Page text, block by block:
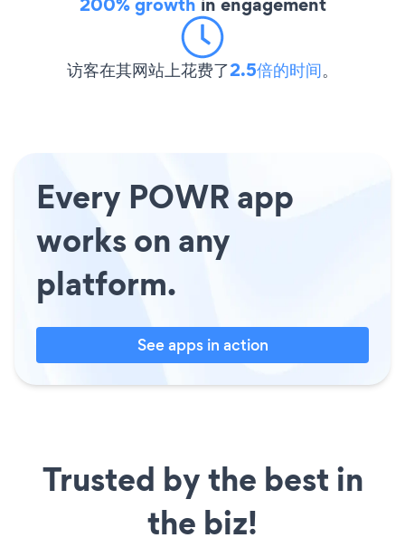
访客在其网站上花费了2.5倍的时间。
Every POWR app
works on any
platform.
See apps in action
Trusted by the best in
the biz!